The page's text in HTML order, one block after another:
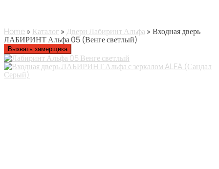
Home» Каталог » Двери Лабиринт Альфа » Входная дверь
ЛАБИРИНТ Альфа 05 (Венге светлый)
Вызвать замерщика